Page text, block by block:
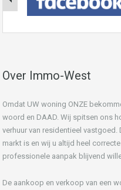
Over Immo-West
Omdat UW woning ONZE
woord en DAAD. Wij spitsen ons
verhuur van residentieel
markt is en wij u altijd heel
professionele aanpak blijvend
De aankoop en verkoop van een